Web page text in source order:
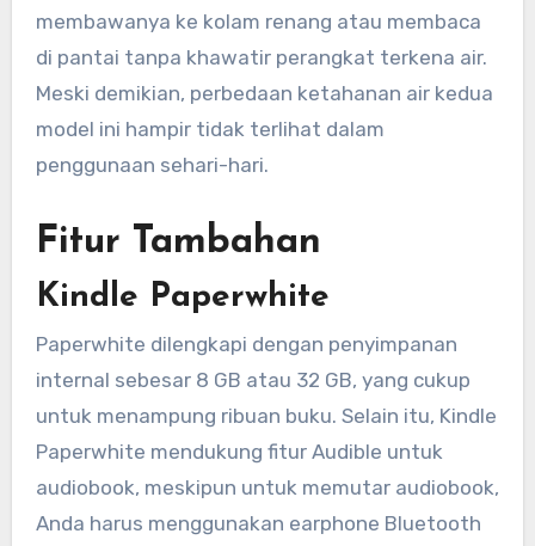
membawanya ke kolam renang atau membaca
di pantai tanpa khawatir perangkat terkena air.
Meski demikian, perbedaan ketahanan air kedua
model ini hampir tidak terlihat dalam
penggunaan sehari-hari.
Fitur Tambahan
Kindle Paperwhite
Paperwhite dilengkapi dengan penyimpanan
internal sebesar 8 GB atau 32 GB, yang cukup
untuk menampung ribuan buku. Selain itu, Kindle
Paperwhite mendukung fitur Audible untuk
audiobook, meskipun untuk memutar audiobook,
Anda harus menggunakan earphone Bluetooth